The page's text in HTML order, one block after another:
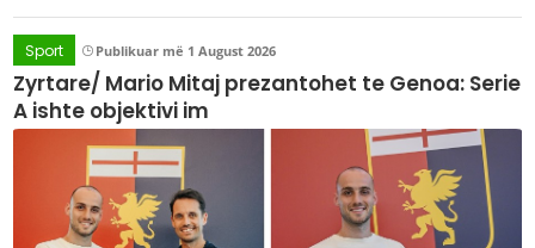
Sport Publikuar më 1 August 2026
Zyrtare/ Mario Mitaj prezantohet te Genoa: Serie
A ishte objektivi im